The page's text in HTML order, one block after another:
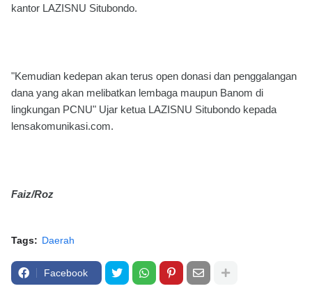
kantor LAZISNU Situbondo.
"Kemudian kedepan akan terus open donasi dan penggalangan
dana yang akan melibatkan lembaga maupun Banom di
lingkungan PCNU" Ujar ketua LAZISNU Situbondo kepada
lensakomunikasi.com.
Faiz/Roz
Tags: Daerah
Facebook